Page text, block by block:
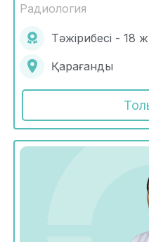
Радиология
Тәжірибесі - 18
Қарағанды